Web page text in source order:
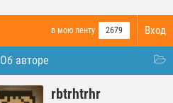
Вход
в мою ленту 2679
Об авторе
rbtrhtrhr